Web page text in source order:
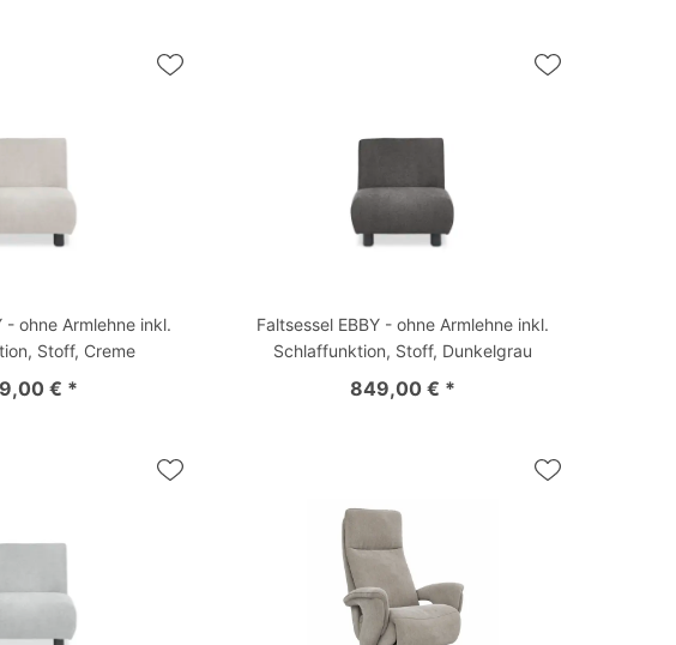
- ohne Armlehne inkl.
Stoff, Creme
€ *
Faltsessel EBBY - ohne Armlehne inkl.
Schlaffunktion, Stoff, Dunkelgrau
849,00 € *